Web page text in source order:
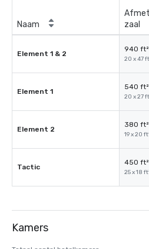
Naam
zaal
Element 1 & 2
940 ft²
20 x 47
Element 1
540 ft²
20 x 27
Element 2
380 ft²
19 x 20
Tactic
450 ft²
25 x 18
Kamers